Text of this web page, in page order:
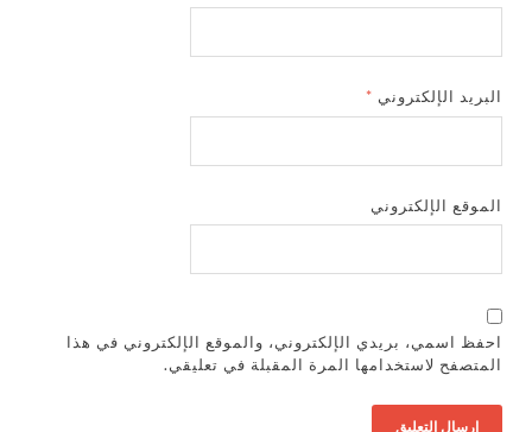
البريد الإلكتروني *
الموقع الإلكتروني
احفظ اسمي، بريدي الإلكتروني، والموقع الإلكتروني في هذا
المتصفح لاستخدامها المرة المقبلة في تعليقي.